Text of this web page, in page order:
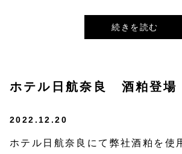
続きを読む
ホテル日航奈良 酒粕登場
2022.12.20
ホテル日航奈良にて弊社酒粕を使